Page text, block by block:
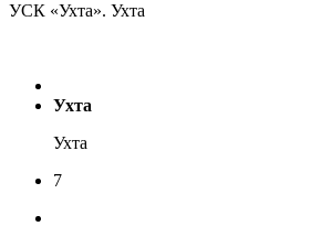
УСК «Ухта». Ухта
Ухта
Ухта
7